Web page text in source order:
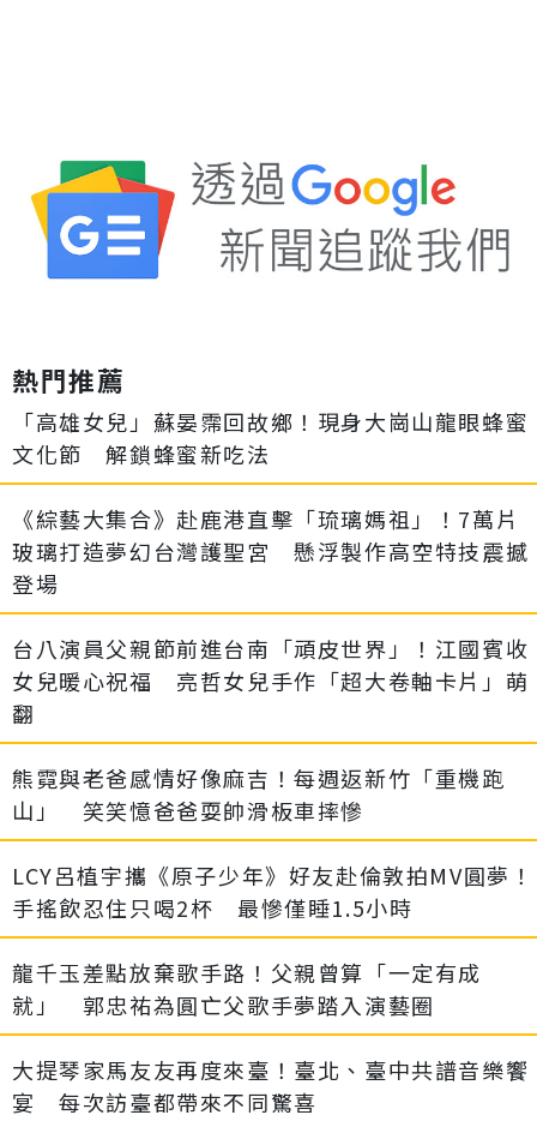
熱門推薦
「高雄女兒」蘇晏霈回故鄉！現身大崗山龍眼蜂蜜
文化節 解鎖蜂蜜新吃法
《綜藝大集合》赴鹿港直擊「琉璃媽祖」！7萬片
玻璃打造夢幻台灣護聖宮 懸浮製作高空特技震撼
登場
台八演員父親節前進台南「頑皮世界」！江國賓收
女兒暖心祝福 亮哲女兒手作「超大卷軸卡片」萌
翻
熊霓與老爸感情好像麻吉！每週返新竹「重機跑
山」 笑笑憶爸爸耍帥滑板車摔慘
LCY呂植宇攜《原子少年》好友赴倫敦拍MV圓夢！
手搖飲忍住只喝2杯 最慘僅睡1.5小時
龍千玉差點放棄歌手路！父親曾算「一定有成
就」 郭忠祐為圓亡父歌手夢踏入演藝圈
大提琴家馬友友再度來臺！臺北、臺中共譜音樂饗
宴 每次訪臺都帶來不同驚喜